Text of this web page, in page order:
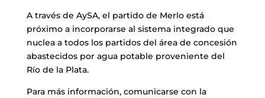
A través de AySA, el partido de Merlo está
próximo a incorporarse al sistema integrado que
nuclea a todos los partidos del área de concesión
abastecidos por agua potable proveniente del
Río de la Plata.
Para más información, comunicarse con la